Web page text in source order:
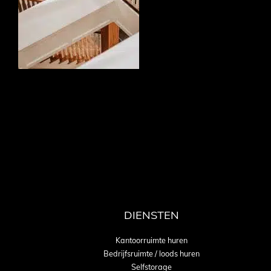
DIENSTEN
Kantoorruimte huren
Bedrijfsruimte / loods huren
Selfstorage